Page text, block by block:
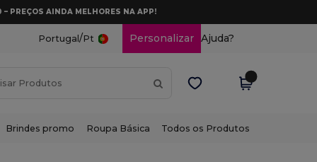
PREÇOS AINDA MELHORES NA APP!
Portugal /Pt Personalizar Ajuda?
Brindes promo Roupa Básica Todos os Produtos